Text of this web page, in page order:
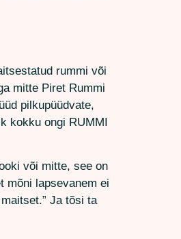
rummi või
mitte Piret Rummi
pilkupüüdvate,
kokku ongi RUMMI
või mitte, see on
mõni lapsevanem ei
Ja tõsi ta